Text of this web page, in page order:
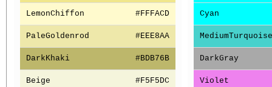
LemonChiffon #FFFACD
PaleGoldenrod #EEE8AA
DarkKhaki #BDB76B
Beige #F5F5DC
Cyan
MediumTurquoise
DarkGray
Violet